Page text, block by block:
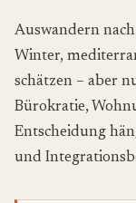
Auswandern
Winter,
schätzen – aber
Bürokratie,
Entscheidung
und